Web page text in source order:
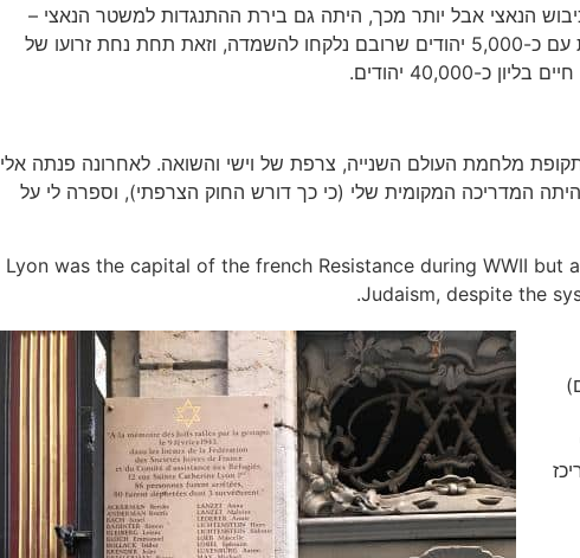
הנאצי אבל יותר מכך, היתה גם בירת ההתנגדות למשטר הנאצי –
הרזיסטנס résistance. בעיר היתה קהילה יהודית מפוארת עם כ-5,000 יהודים שרובם נלקחו להשמדה, וזאת תחת נחת זרועו של
מלחמת העולם השנייה, צרפת של וישי והשואה. לאחרונה פנתה אלי
היתה המדריכה המקומית שלי (כי כך דורש החוק הצרפתי), וספרה לי על
Lyon was the capital of the french Resistance during WWII
Judaism, despite the